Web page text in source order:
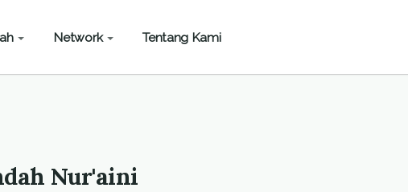
Network Tentang Kami
Nur'aini